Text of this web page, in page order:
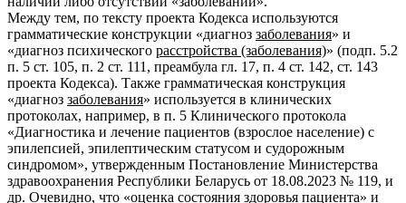
Между тем, по тексту проекта Кодекса используются
грамматические конструкции «диагноз заболевания» и
«диагноз психического расстройства (заболевания)» (подп. 5.2
п. 5 ст. 105, п. 2 ст. 111, преамбула гл. 17, п. 4 ст. 142, ст. 143
проекта Кодекса). Также грамматическая конструкция
«диагноз заболевания» используется в клинических
протоколах, например, в п. 5 Клинического протокола
«Диагностика и лечение пациентов (взрослое население) с
эпилепсией, эпилептическим статусом и судорожным
синдромом», утвержденным Постановление Министерства
здравоохранения Республики Беларусь от 18.08.2023 № 119, и
др. Очевидно, что «оценка состояния здоровья пациента» и